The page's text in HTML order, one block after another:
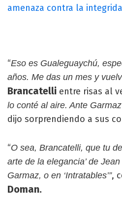
amenaza contra la
“Eso es Gualeguaychú,
años. Me das un mes y
Brancatelli entre risas al
lo conté al aire. Ante
dijo sorprendiendo a sus
“O sea, Brancatelli, que tu
arte de la elegancia’ de
Garmaz, o en ‘Intratables’”,
Doman.